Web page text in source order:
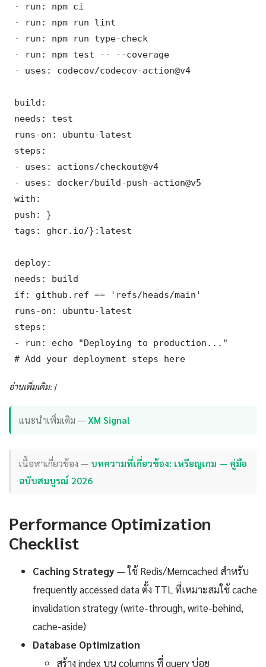
- run: npm ci
- run: npm run lint
- run: npm run type-check
- run: npm test -- --coverage
- uses: codecov/codecov-action@v4
build:
needs: test
runs-on: ubuntu-latest
steps:
- uses: actions/checkout@v4
- uses: docker/build-push-action@v5
with:
push: }
tags: ghcr.io/}:latest
deploy:
needs: build
if: github.ref == 'refs/heads/main'
runs-on: ubuntu-latest
steps:
- run: echo "Deploying to production..."
# Add your deployment steps here
อ่านเพิ่มเติม: |
แนะนำเพิ่มเติม —XM Signal
เนื้อหาเกี่ยวข้อง — บทความที่เกี่ยวข้อง: เหรียญเกม — คู่มือ
ฉบับสมบูรณ์ 2026
Performance Optimization
Checklist
Caching Strategy — ใช้ Redis/Memcached สำหรับ
frequently accessed data ตั้ง TTL ที่เหมาะสมใช้ cache
invalidation strategy (write-through, write-behind,
cache-aside)
Database Optimization
สร้าง index บน columns ที่ query บ่อย